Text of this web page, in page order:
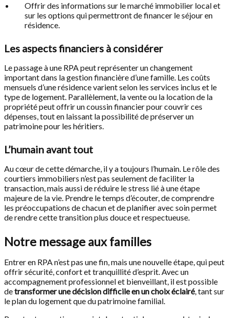
Offrir des informations sur le marché immobilier local et
sur les options qui permettront de financer le séjour en
résidence.
Les aspects financiers à considérer
Le passage à une RPA peut représenter un changement
important dans la gestion financière d’une famille. Les coûts
mensuels d’une résidence varient selon les services inclus et le
type de logement. Parallèlement, la vente ou la location de la
propriété peut offrir un coussin financier pour couvrir ces
dépenses, tout en laissant la possibilité de préserver un
patrimoine pour les héritiers.
L’humain avant tout
Au cœur de cette démarche, il y a toujours l’humain. Le rôle des
courtiers immobiliers n’est pas seulement de faciliter la
transaction, mais aussi de réduire le stress lié à une étape
majeure de la vie. Prendre le temps d’écouter, de comprendre
les préoccupations de chacun et de planifier avec soin permet
de rendre cette transition plus douce et respectueuse.
Notre message aux familles
Entrer en RPA n’est pas une fin, mais une nouvelle étape, qui peut
offrir sécurité, confort et tranquillité d’esprit. Avec un
accompagnement professionnel et bienveillant, il est possible
detransformer une décision difficile en un choix éclairé, tant sur
le plan du logement que du patrimoine familial.